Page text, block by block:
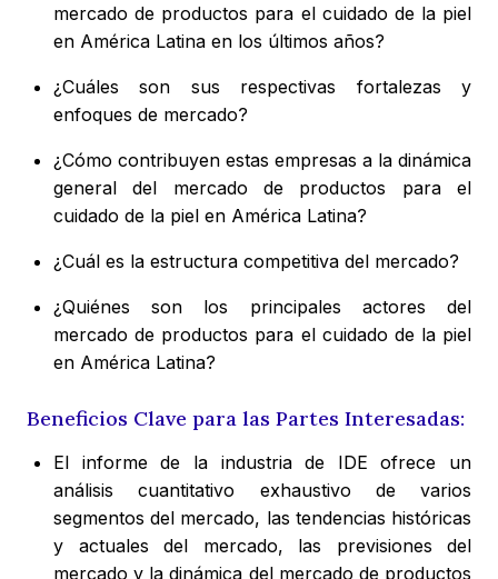
mercado de productos para el cuidado de la piel
en América Latina en los últimos años?
¿Cuáles son sus respectivas fortalezas y
enfoques de mercado?
¿Cómo contribuyen estas empresas a la dinámica
general del mercado de productos para el
cuidado de la piel en América Latina?
¿Cuál es la estructura competitiva del mercado?
¿Quiénes son los principales actores del
mercado de productos para el cuidado de la piel
en América Latina?
Beneficios Clave para las Partes Interesadas:
El informe de la industria de IDE ofrece un
análisis cuantitativo exhaustivo de varios
segmentos del mercado, las tendencias históricas
y actuales del mercado, las previsiones del
mercado y la dinámica del mercado de productos